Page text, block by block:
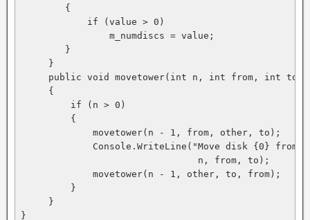
        {
            if (value > 0)
                m_numdiscs = value;
        }
     }
public void movetower(int n, int from, int to,
     {
         if (n > 0)
         {
             movetower(n - 1, from, other, to);
Console.WriteLine("Move disk {0} from
                                n, from, to);
             movetower(n - 1, other, to, from);
         }
     }
}